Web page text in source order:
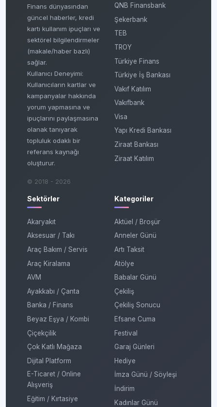
Finans dünyasından
güncel haberler, kredi
kartı kullanım ipuçları ve
sektörel bilgilendirmeler
(makale/haber bazlı)
sağlar.
Kullanıcı Deneyimi:
Kullanıcıların kartlar ve
kampanyalar hakkında
yorum yapmasına ve
ipuçlarını paylaşmasına
olanak tanıyarak
topluluk odaklı bir
referans kaynağı
oluşturur.
© 2018 - 2026
QNB Finansbank
Şekerbank
TEB
TROY
Türkiye Finans
Türkiye İş Bankası
Vakıf Katılım
Vakıfbank
Visa
Yapı Kredi Bankası
Ziraat Bankası
Ziraat Katılım
Sektörler
Akaryakıt
Aksesuar / Takı
Araç Bakım / Servis
Araç Kiralama
AVM
Ayakkabı / Çanta
Banka / Finans
Beyaz Eşya / Kombi
Çiçekçilik
Çok Katlı Mağaza
Dijital Platform
E-Ticaret / Online
Alışveriş
Eğitim / Kırtasiye
Kategoriler
Aktüel / Broşür
Anneler Günü
Artı Taksit
Atölye
Babalar Günü
Çekiliş
Çekiliş Sonucu
Efsane Cuma
Festival
Garaj Günleri
Hediye
İmza Günü / Söyleşi
İndirim
Kadınlar Günü